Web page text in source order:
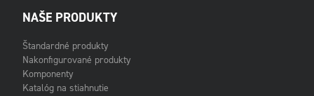
NAŠE PRODUKTY
Štandardné produkty
Nakonfigurované produkty
Komponenty
Katalóg na stiahnutie